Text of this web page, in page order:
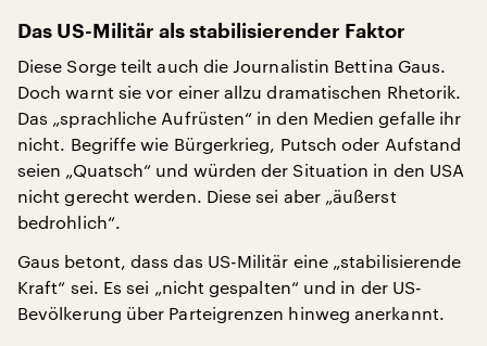
Das US-Militär als stabilisierender Faktor
Diese Sorge teilt auch die Journalistin Bettina Gaus.
Doch warnt sie vor einer allzu dramatischen Rhetorik.
Das „sprachliche Aufrüsten“ in den Medien gefalle ihr
nicht. Begriffe wie Bürgerkrieg, Putsch oder Aufstand
seien „Quatsch“ und würden der Situation in den USA
nicht gerecht werden. Diese sei aber „äußerst
bedrohlich“.
Gaus betont, dass das US-Militär eine „stabilisierende
Kraft“ sei. Es sei „nicht gespalten“ und in der US-
Bevölkerung über Parteigrenzen hinweg anerkannt.